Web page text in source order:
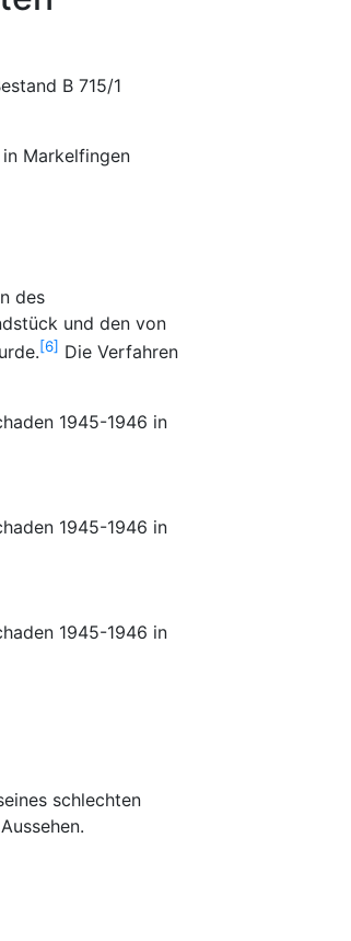
B 715/1
Markelfingen
des
und den von
6
Die Verfahren
1945-1946 in
1945-1946 in
1945-1946 in
schlechten